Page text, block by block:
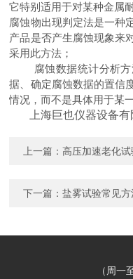
它特别适用于对某种金属
腐蚀物出现判定法是一种
产品是否产生腐蚀现象来
采用此方法；
腐蚀数据统计分析
据、确定腐蚀数据的置信
情况，而不是具体用于某
上海巨也仪器设备有
上一篇：高压加速老化
下一篇：盐雾试验常见方
（周一